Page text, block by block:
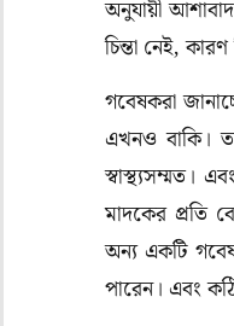
অনুযায়ী
চিন্তা নেই,
গবেষকরা
এখনও বাকি।
স্বাস্থ্যসম্মত।
মাদকের প্রতি
অন্য একটি
পারেন। এবং